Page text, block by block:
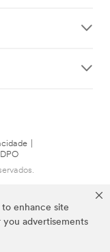
enhance site
you advertisements